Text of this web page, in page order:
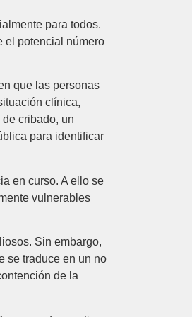
para todos.
el potencial número
que las personas
clínica,
cribado, un
para identificar
en curso. A ello se
vulnerables
Sin embargo,
se traduce en un no
de la